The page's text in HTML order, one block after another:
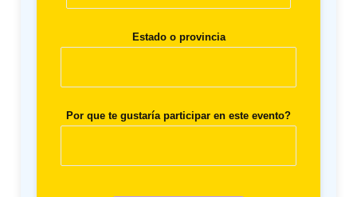
Estado o provincia
Por que te gustaría participar en este evento?